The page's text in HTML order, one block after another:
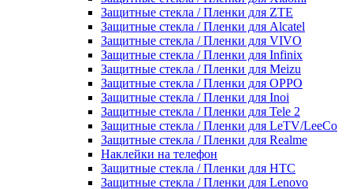
Защитные стекла / Пленки для ZTE
Защитные стекла / Пленки для Alcatel
Защитные стекла / Пленки для VIVO
Защитные стекла / Пленки для Infinix
Защитные стекла / Пленки для Meizu
Защитные стекла / Пленки для OPPO
Защитные стекла / Пленки для Inoi
Защитные стекла / Пленки для Tele 2
Защитные стекла / Пленки для LeTV/LeeCo
Защитные стекла / Пленки для Realme
Наклейки на телефон
Защитные стекла / Пленки для HTC
Защитные стекла / Пленки для Lenovo